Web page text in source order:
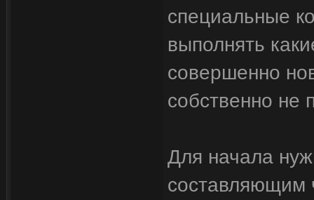
специальные
выполнять
совершенно
собственно не
Для начала
составляющим